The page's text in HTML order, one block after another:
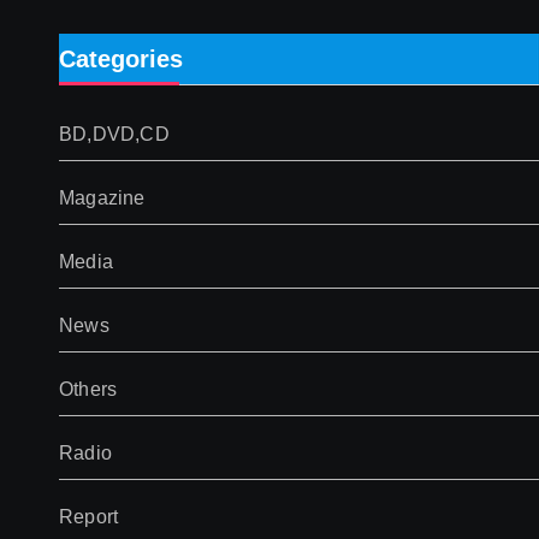
Categories
BD,DVD,CD
Magazine
Media
News
Others
Radio
Report